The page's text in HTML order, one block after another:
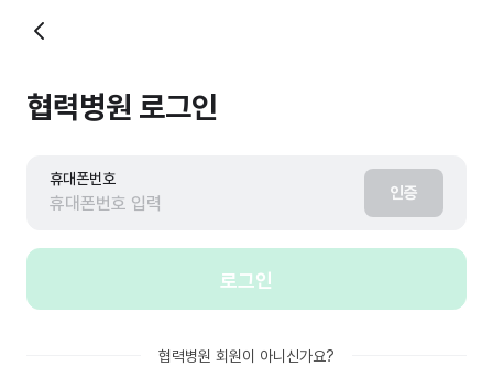
협력병원 로그인
휴대폰번호
인증
협력병원 회원이 아니신가요?